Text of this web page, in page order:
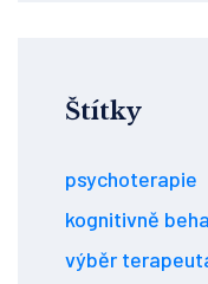
Štítky
psychoterapie
kognitivně
výběr